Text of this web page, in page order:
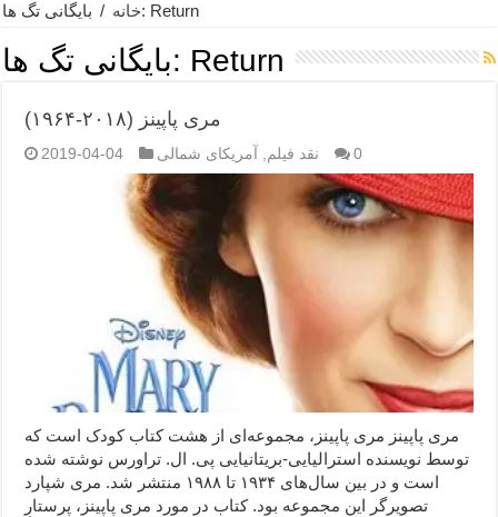
خانه / بایگانی تگ ها: Return
بایگانی تگ ها: Return
مری پاپینز (۲۰۱۸-۱۹۶۴)
2019-04-04 نقد فیلم آمریکای شمالی 0
مری پاپینز مری پاپینز، مجموعه‌ای از هشت کتاب کودک است که
توسط نویسنده استرالیایی-بریتانیایی پی. ال. تراورس نوشته شده
است و در بین سال‌های ۱۹۳۴ تا ۱۹۸۸ منتشر شد. مری شپارد
تصویرگر این مجموعه بود. کتاب در مورد مری پاپینز، پرستارِ